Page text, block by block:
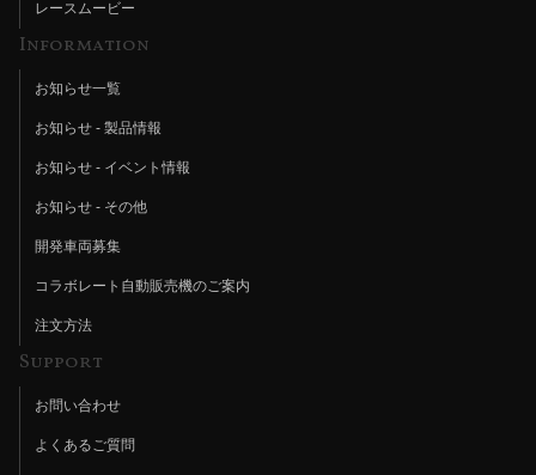
レースムービー
Information
お知らせ一覧
お知らせ - 製品情報
お知らせ - イベント情報
お知らせ - その他
開発車両募集
コラボレート自動販売機のご案内
注文方法
Support
お問い合わせ
よくあるご質問